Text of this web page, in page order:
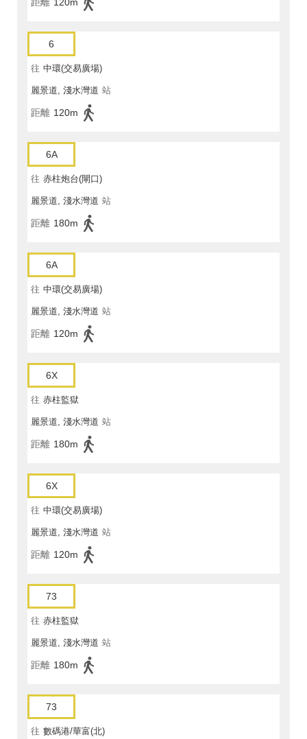
距離 120m
6
往 中環(交易廣場)
麗景道, 淺水灣道 站
距離 120m
6A
往 赤柱炮台(閘口)
麗景道, 淺水灣道 站
距離 180m
6A
往 中環(交易廣場)
麗景道, 淺水灣道 站
距離 120m
6X
往 赤柱監獄
麗景道, 淺水灣道 站
距離 180m
6X
往 中環(交易廣場)
麗景道, 淺水灣道 站
距離 120m
73
往 赤柱監獄
麗景道, 淺水灣道 站
距離 180m
73
往 數碼港/華富(北)